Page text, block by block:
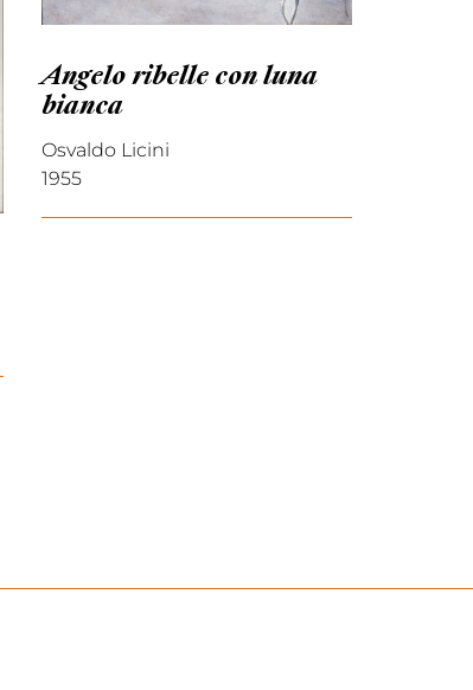
Angelo ribelle con luna
bianca
Osvaldo Licini
1955